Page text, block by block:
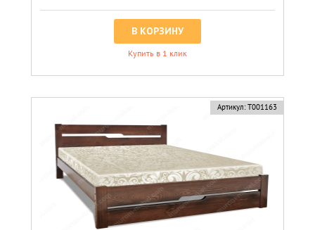
В КОРЗИНУ
Купить в 1 клик
Артикул: Т001163